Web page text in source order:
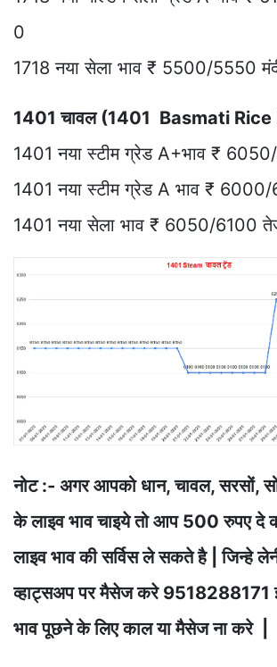
0
1718 नया सेला भाव ₹ 5500/5550
1401 चावल (1401 Basmati Rice
1401 नया स्टीम ग्रेड A+भाव ₹
1401 नया स्टीम ग्रेड A भाव ₹
1401 नया सेला भाव ₹ 6050/6100
नोट :- अगर आपको धान, चावल, सरसों,
के लाइव भाव चाइये तो आप 500 रुपए दे
लाइव भाव की सर्विस ले सकते है | जिन्हे
व्हाट्सअप पर मैसेज करे 9518288171
भाव पूछने के लिए काल या मैसेज ना करे |